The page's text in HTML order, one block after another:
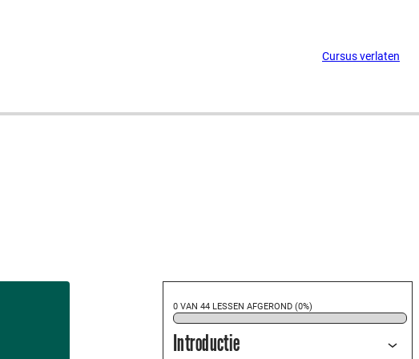
Cursus verlaten
0 VAN 44 LESSEN AFGEROND (0%)
Introductie